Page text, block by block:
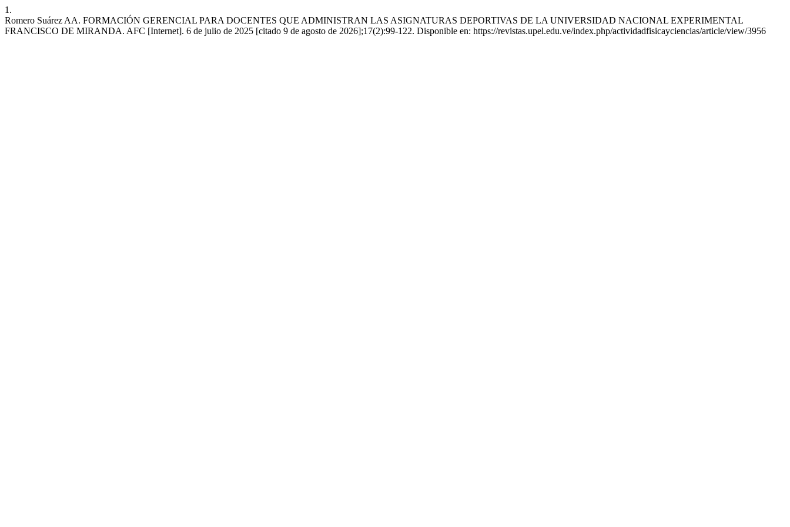
1.
Romero Suárez AA. FORMACIÓN GERENCIAL PARA DOCENTES QUE ADMINISTRAN LAS ASIGNATURAS DEPORTIVAS DE LA UNIVERSIDAD NACIONAL EXPERIMENTAL
FRANCISCO DE MIRANDA. AFC [Internet]. 6 de julio de 2025 [citado 9 de agosto de 2026];17(2):99-122. Disponible en: https://revistas.upel.edu.ve/index.php/actividadfisicayciencias/article/view/3956